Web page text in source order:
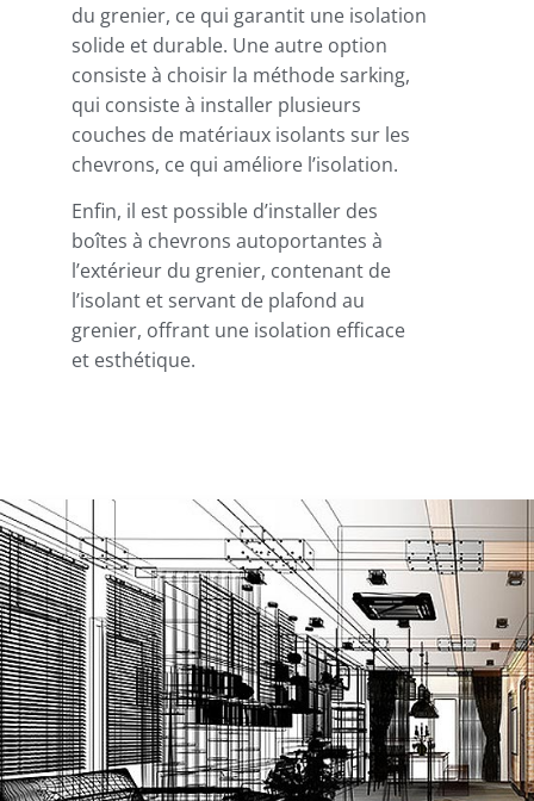
du grenier, ce qui garantit une isolation
solide et durable. Une autre option
consiste à choisir la méthode sarking,
qui consiste à installer plusieurs
couches de matériaux isolants sur les
chevrons, ce qui améliore l’isolation.
Enfin, il est possible d’installer des
boîtes à chevrons autoportantes à
l’extérieur du grenier, contenant de
l’isolant et servant de plafond au
grenier, offrant une isolation efficace
et esthétique.